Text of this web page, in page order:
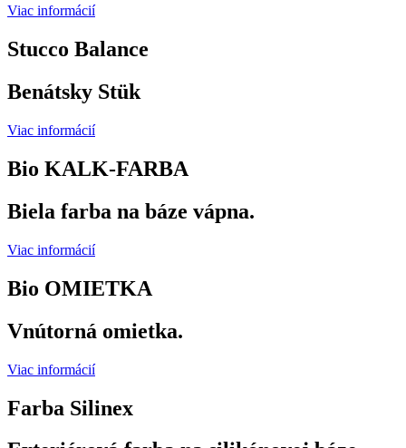
Viac informácií
Stucco Balance
Benátsky Stük
Viac informácií
Bio KALK-FARBA
Biela farba na báze vápna.
Viac informácií
Bio OMIETKA
Vnútorná omietka.
Viac informácií
Farba Silinex